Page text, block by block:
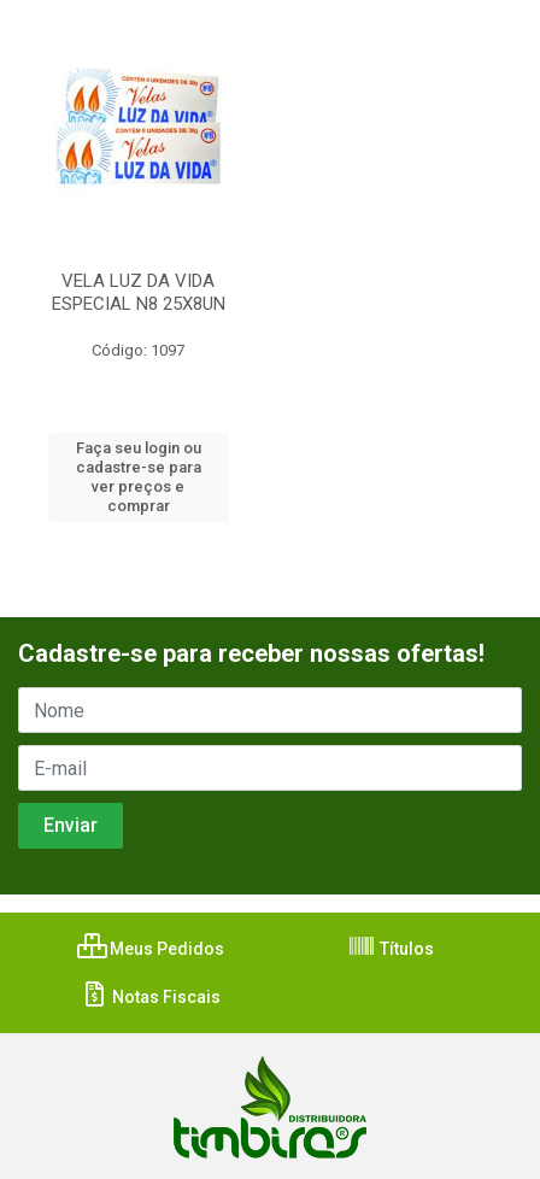
VELA LUZ DA VIDA
ESPECIAL N8 25X8UN
Código: 1097
Faça seu login ou
cadastre-se para
ver preços e
comprar
Cadastre-se para receber nossas ofertas!
Meus Pedidos Títulos
Notas Fiscais